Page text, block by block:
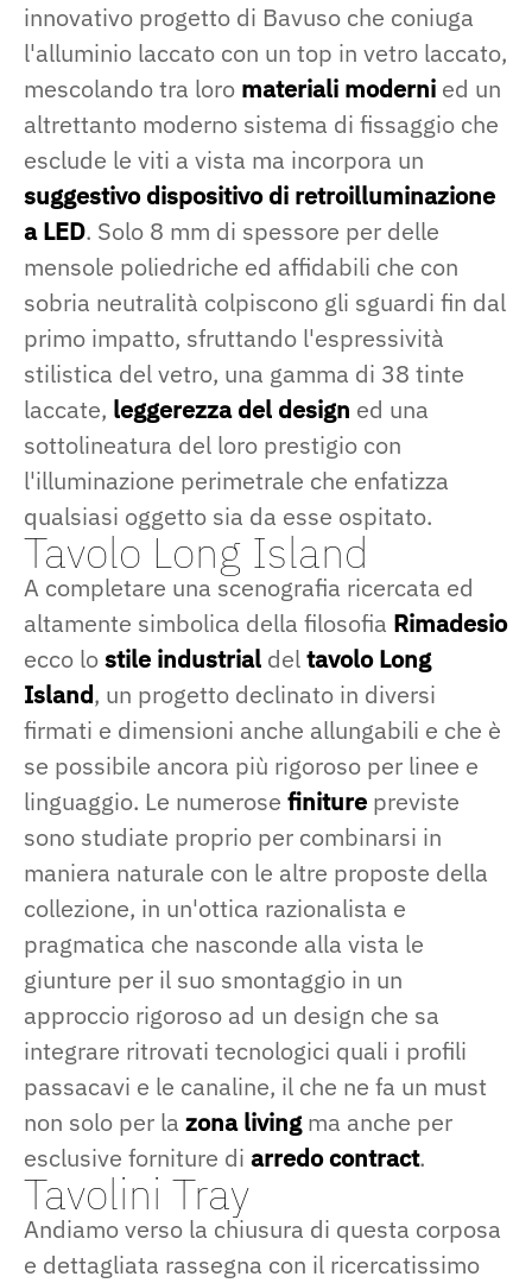
innovativo progetto di Bavuso che coniuga
l'alluminio laccato con un top in vetro laccato,
mescolando tra loro materiali moderni ed un
altrettanto moderno sistema di fissaggio che
esclude le viti a vista ma incorpora un
suggestivo dispositivo di retroilluminazione
a LED. Solo 8 mm di spessore per delle
mensole poliedriche ed affidabili che con
sobria neutralità colpiscono gli sguardi fin dal
primo impatto, sfruttando l'espressività
stilistica del vetro, una gamma di 38 tinte
laccate, leggerezza del design ed una
sottolineatura del loro prestigio con
l'illuminazione perimetrale che enfatizza
qualsiasi oggetto sia da esse ospitato.
Tavolo Long Island
A completare una scenografia ricercata ed
altamente simbolica della filosofia Rimadesio
ecco lostile industrial deltavolo Long
Island, un progetto declinato in diversi
firmati e dimensioni anche allungabili e che è
se possibile ancora più rigoroso per linee e
linguaggio. Le numerose finiture previste
sono studiate proprio per combinarsi in
maniera naturale con le altre proposte della
collezione, in un'ottica razionalista e
pragmatica che nasconde alla vista le
giunture per il suo smontaggio in un
approccio rigoroso ad un design che sa
integrare ritrovati tecnologici quali i profili
passacavi e le canaline, il che ne fa un must
non solo per la zona livingma anche per
esclusive forniture di arredo contract.
Tavolini Tray
Andiamo verso la chiusura di questa corposa
e dettagliata rassegna con il ricercatissimo